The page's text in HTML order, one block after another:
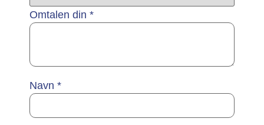
Omtalen din *
Navn *